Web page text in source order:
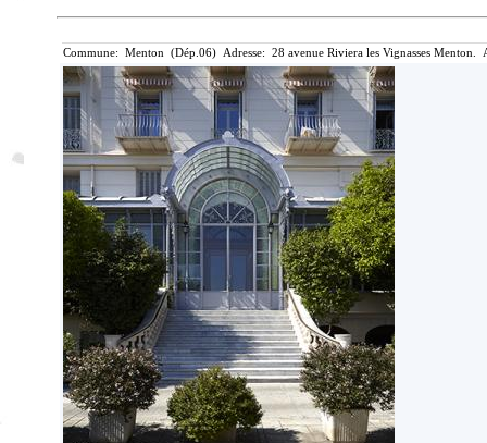
Commune: Menton (Dép.06) Adresse: 28 avenue Riviera les Vignasses